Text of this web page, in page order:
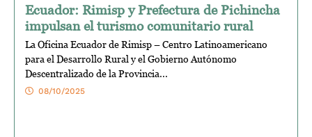
Ecuador: Rimisp y Prefectura de Pichincha
impulsan el turismo comunitario rural
La Oficina Ecuador de Rimisp – Centro Latinoamericano
para el Desarrollo Rural y el Gobierno Autónomo
Descentralizado de la Provincia...
08/10/2025